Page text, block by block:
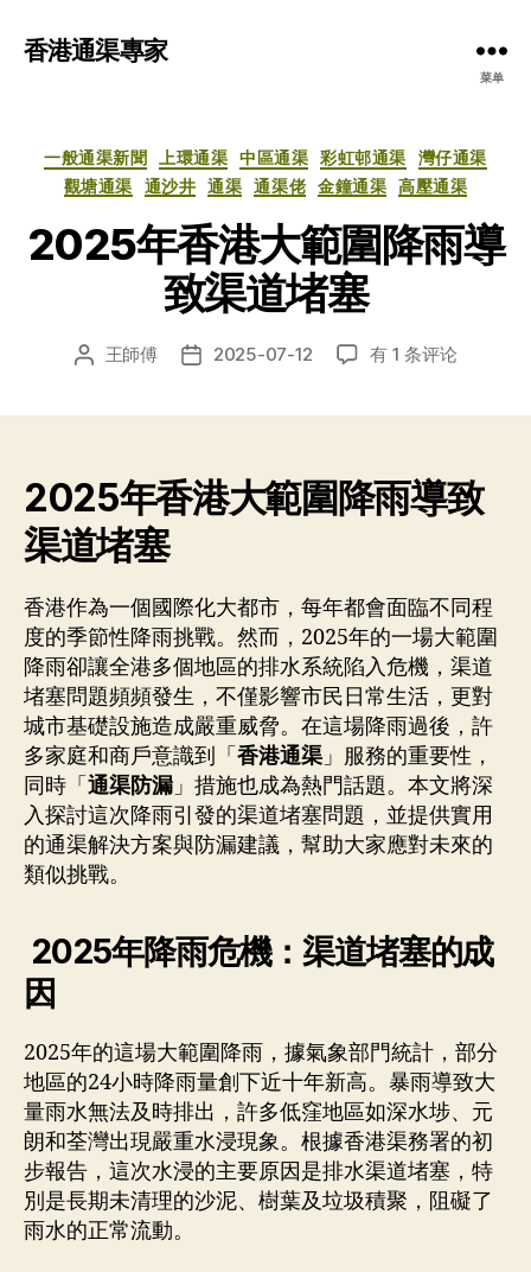
香港通渠專家
菜单
分
类
一般通渠新聞 上環通渠 中區通渠 彩虹邨通渠
灣仔通渠
觀塘通渠
通沙井 通渠 通渠佬 金鐘通渠 高壓通渠
2025年香港大範圍降雨導
致渠道堵塞
文 王師傅
发 2025-07-12
2025
範
圍
致
渠
道
堵
塞
有 1 条评论
2025年香港大範圍降雨導致
渠道堵塞
香港作為一個國際化大都市，每年都會面臨不同程
度的季節性降雨挑戰。然而，2025年的一場大範圍
降雨卻讓全港多個地區的排水系統陷入危機，渠道
堵塞問題頻頻發生，不僅影響市民日常生活，更對
城市基礎設施造成嚴重威脅。在這場降雨過後，許
多家庭和商戶意識到「 香港通渠 」服務的重要性，
同時「 通渠防漏 」措施也成為熱門話題。本文將深
入探討這次降雨引發的渠道堵塞問題，並提供實用
的通渠解決方案與防漏建議，幫助大家應對未來的
類似挑戰。
2025年降雨危機：渠道堵塞的成
因
2025年的這場大範圍降雨，據氣象部門統計，部分
地區的24小時降雨量創下近十年新高。暴雨導致大
量雨水無法及時排出，許多低窪地區如深水埗、元
朗和荃灣出現嚴重水浸現象。根據香港渠務署的初
步報告，這次水浸的主要原因是排水渠道堵塞，特
別是長期未清理的沙泥、樹葉及垃圾積聚，阻礙了
雨水的正常流動。